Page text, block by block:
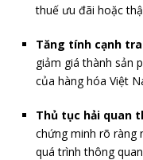
thuế ưu đãi hoặc
Tăng tính cạnh
giảm giá thành sản
của hàng hóa Việt
Thủ tục hải quan
chứng minh rõ ràng
quá trình thông